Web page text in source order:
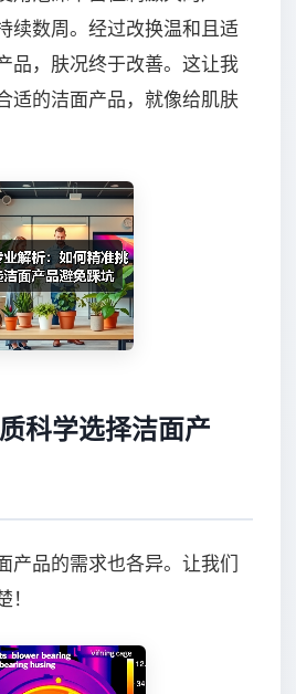
续数周。经过改换温和且适
品，肤况终于改善。这让我
适的洁面产品，就像给肌肤
科学选择洁面产
产品的需求也各异。让我们
！